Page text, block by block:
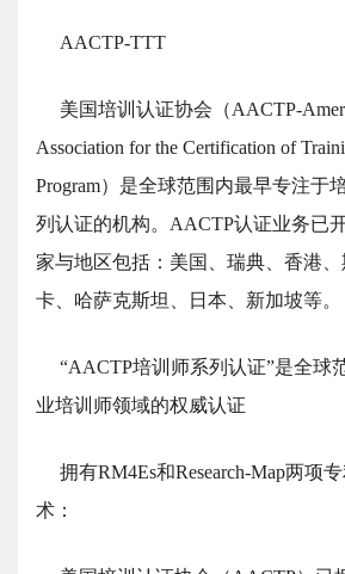
AACTP-TTT
美国培训认证协会（AACTP-
Association for the Certification of
Program）是全球范围内最早专注于
列认证的机构。AACTP认证业务已
家与地区包括：美国、瑞典、香港、
卡、哈萨克斯坦、日本、新加坡等。
“AACTP培训师系列认证”是全球
业培训师领域的权威认证
拥有RM4Es和Research-Map两项
术：